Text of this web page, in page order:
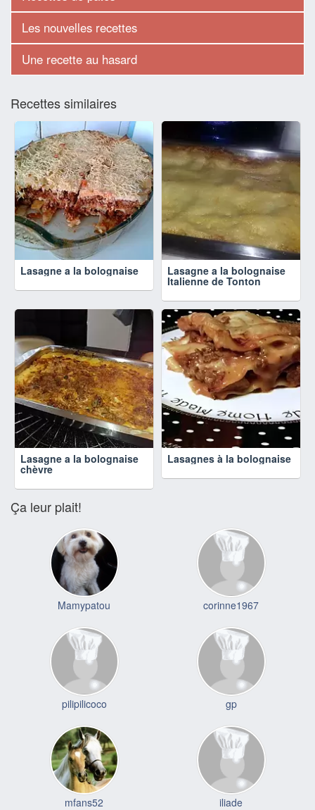
Les nouvelles recettes
Une recette au hasard
Recettes similaires
Lasagne a la bolognaise Lasagne a la bolognaise
Italienne de Tonton
Lasagne a la bolognaise
chèvre
Lasagnes à la bolognaise
Ça leur plait!
Mamypatou corinne1967
pilipilicoco gp
mfans52 iliade